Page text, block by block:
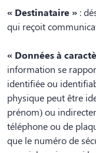
« Destinataire » :
qui reçoit
« Données à
information se
identifiée ou
physique peut être
prénom) ou
téléphone ou de
que le numéro de